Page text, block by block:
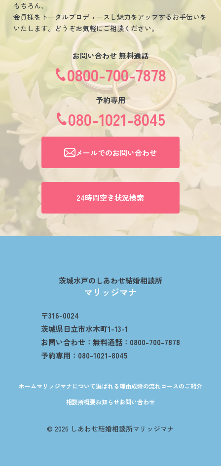
もちろん、
会員様をトータルプロデュースし魅力をアップするお手伝いを
いたします。どうぞお気軽にご相談ください。
お問い合わせ 無料通話
0800-700-7878
予約専用
080-1021-8045
メールでのお問い合わせ
24時間空き状況検索
茨城水戸のしあわせ結婚相談所
マリッジマナ
〒316-0024
茨城県日立市水木町1-13-1
お問い合わせ：無料通話：0800-700-7878
予約専用：080-1021-8045
ホームマリッジマナについて選ばれる理由成婚の流れコースのご紹介
相談所概要お知らせお問い合わせ
© 2026 しあわせ結婚相談所マリッジマナ